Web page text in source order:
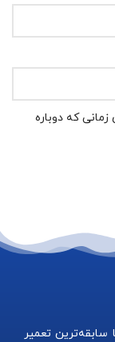
که دوباره
سابقه‌ترین تعمیر